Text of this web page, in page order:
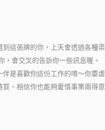
這張牌的你，上天會透過各種渠
，會交叉的告訴你一些訊息喔。
是喜歡你這份工作的唷～你要虛
，相信你也能夠愛情事業兩得意